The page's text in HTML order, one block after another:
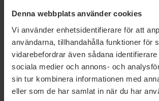
Denna webbplats använder cookies
Vi använder enhetsidentifierare för att
användarna, tillhandahålla funktioner för
vidarebefordrar även sådana
sociala medier och annons- och
sin tur kombinera informationen med
eller som de har samlat in när du har
Dela denna sida och
attsprida vårt